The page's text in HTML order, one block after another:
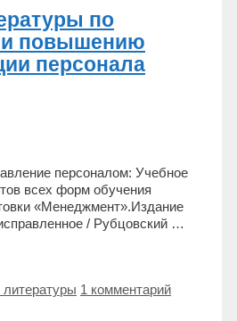
по
и повышению
персонала
персоналом: Учебное
всех форм обучения
«Менеджмент».Издание
/ Рубцовский …
литературы 1 комментарий